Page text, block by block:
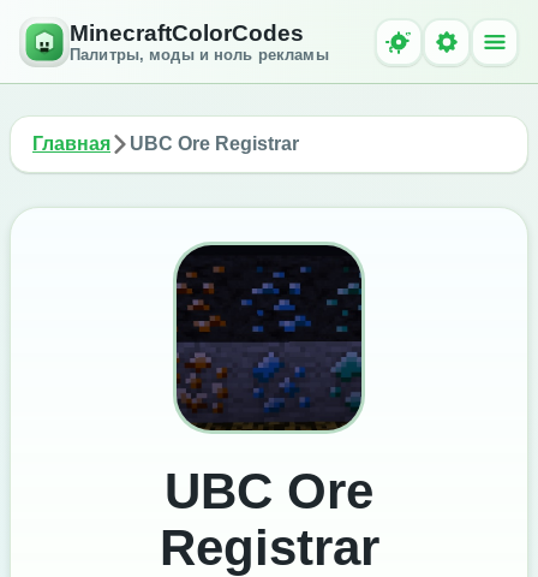
MinecraftColorCodes
Палитры, моды и ноль рекламы
Главная UBC Ore Registrar
UBC Ore
Registrar